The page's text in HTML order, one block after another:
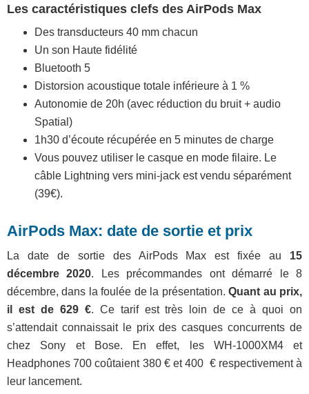
Les caractéristiques clefs des AirPods Max
Des transducteurs 40 mm chacun
Un son Haute fidélité
Bluetooth 5
Distorsion acoustique totale inférieure à 1 %
Autonomie de 20h (avec réduction du bruit + audio
Spatial)
1h30 d’écoute récupérée en 5 minutes de charge
Vous pouvez utiliser le casque en mode filaire. Le
câble Lightning vers mini-jack est vendu séparément
(39€).
AirPods Max: date de sortie et prix
La date de sortie des AirPods Max est fixée au 15
décembre 2020. Les précommandes ont démarré le 8
décembre, dans la foulée de la présentation.Quant au prix,
il est de 629 €. Ce tarif est très loin de ce à quoi on
s’attendait connaissait le prix des casques concurrents de
chez Sony et Bose. En effet, les WH-1000XM4 et
Headphones 700 coûtaient 380 € et 400 € respectivement à
leur lancement.